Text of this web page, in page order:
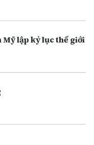
Mỹ lập kỷ lục thế giới